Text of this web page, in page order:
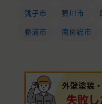
銚子市
鴨川市
勝浦市
南房総市